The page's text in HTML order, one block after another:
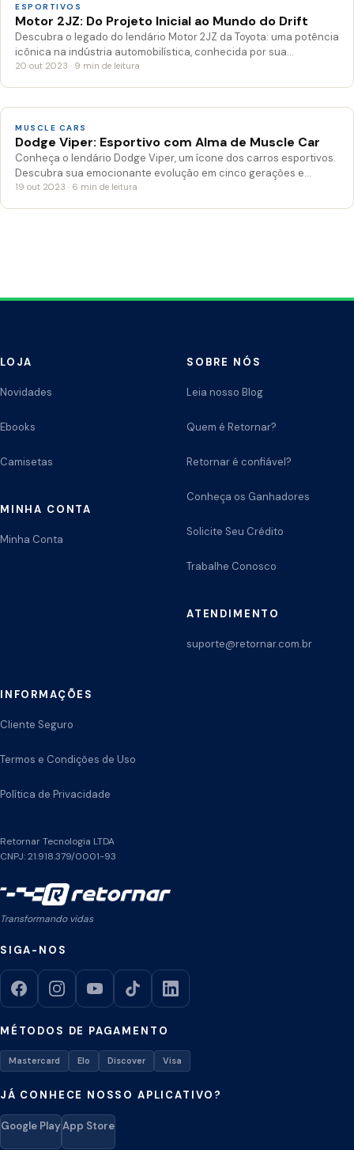
ESPORTIVOS
Motor 2JZ: Do Projeto Inicial ao Mundo do Drift
Descubra o legado do lendário Motor 2JZ da Toyota: uma potência
icônica na indústria automobilística, conhecida por sua…
20 out 2023 · 9 min de leitura
MUSCLE CARS
Dodge Viper: Esportivo com Alma de Muscle Car
Conheça o lendário Dodge Viper, um ícone dos carros esportivos.
Descubra sua emocionante evolução em cinco gerações e…
19 out 2023 · 6 min de leitura
LOJA
Novidades
Ebooks
Camisetas
MINHA CONTA
Minha Conta
SOBRE NÓS
Leia nosso Blog
Quem é Retornar?
Retornar é confiável?
Conheça os Ganhadores
Solicite Seu Crédito
Trabalhe Conosco
ATENDIMENTO
suporte@retornar.com.br
INFORMAÇÕES
Cliente Seguro
Termos e Condições de Uso
Política de Privacidade
Retornar Tecnologia LTDA
CNPJ: 21.918.379/0001-93
Transformando vidas
SIGA-NOS
MÉTODOS DE PAGAMENTO
Mastercard Elo Discover Visa
JÁ CONHECE NOSSO APLICATIVO?
Google PlayApp Store